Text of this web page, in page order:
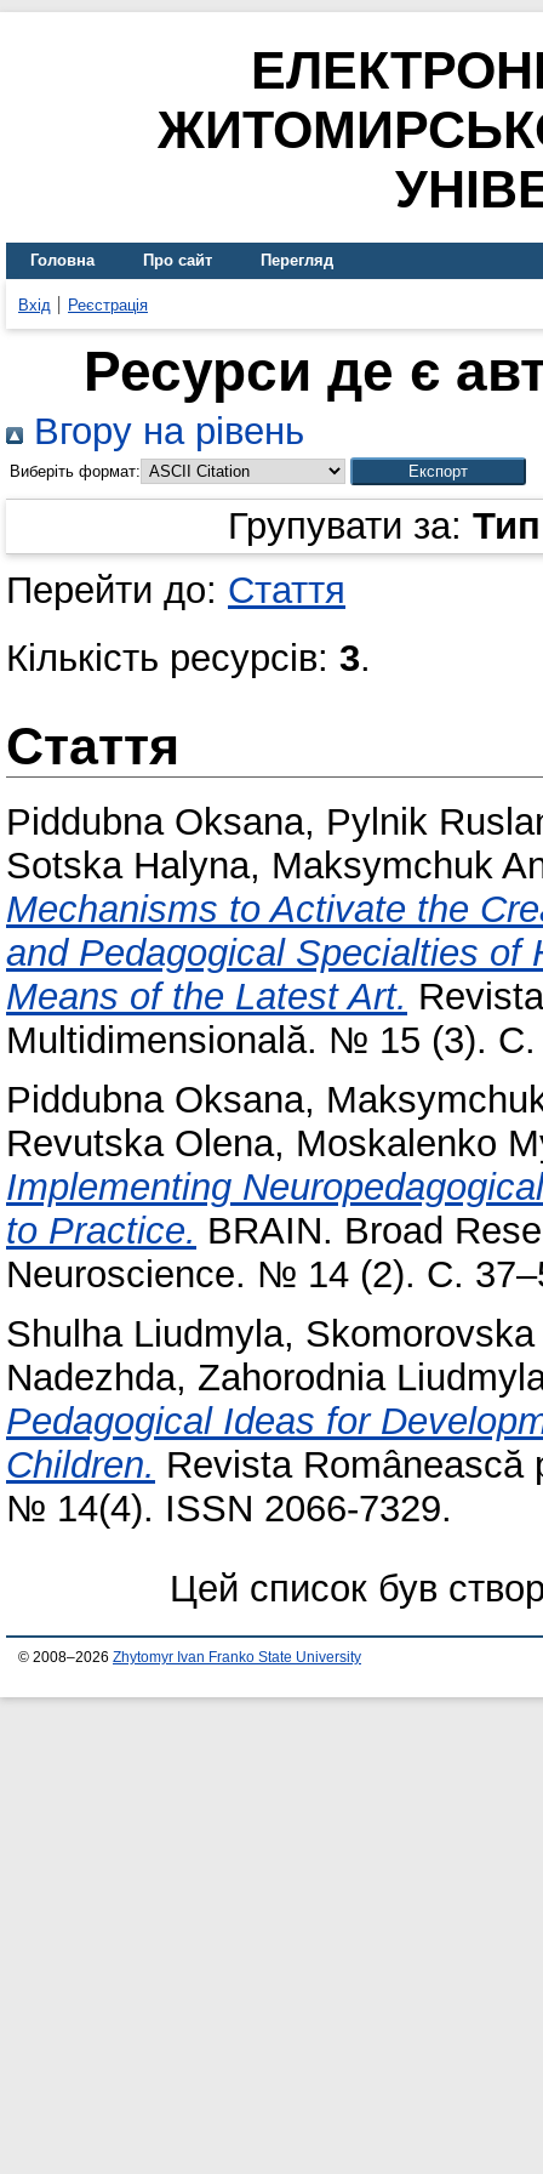
Головна Про сайт Перегляд
Вхід Реєстрація
Ресурси де є
Вгору на рівень
Виберіть формат:
Групувати за:
Перейти до: Стаття
Кількість ресурсів: 3.
Стаття
Piddubna Oksana, Pylnik
Sotska Halyna, Maksymchuk
Mechanisms to Activate the
and Pedagogical Specialties of
Means of the Latest Art.
Multidimensională. № 15 (3). С.
Piddubna Oksana,
Revutska Olena, Moskalenko
Implementing
to Practice. ВRAIN. Broad
Neuroscience. № 14 (2). С.
Shulha Liudmyla,
Nadezhda, Zahorodnia
Pedagogical Ideas for
Children. Revista Românească
№ 14(4). ISSN 2066-7329.
Цей список був
© 2008–2026 Zhytomyr Ivan Franko State University